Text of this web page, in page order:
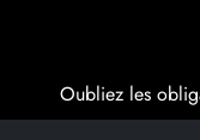
Oubliez les